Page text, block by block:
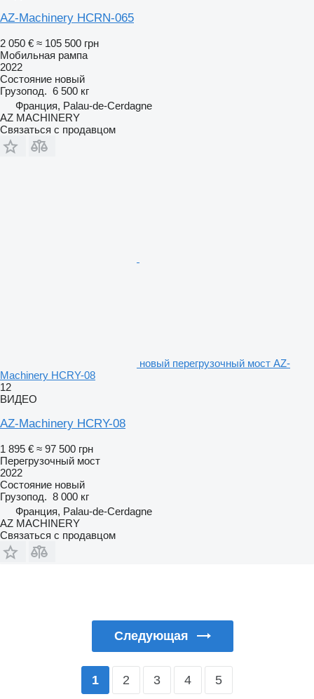
AZ-Machinery HCRN-065
2 050 € ≈ 105 500 грн
Мобильная рампа
2022
Состояние новый
Грузопод. 6 500 кг
Франция, Palau-de-Cerdagne
AZ MACHINERY
Связаться с продавцом
новый перегрузочный мост AZ-
Machinery HCRY-08
12
ВИДЕО
AZ-Machinery HCRY-08
1 895 € ≈ 97 500 грн
Перегрузочный мост
2022
Состояние новый
Грузопод. 8 000 кг
Франция, Palau-de-Cerdagne
AZ MACHINERY
Связаться с продавцом
Следующая
1 2 3 4 5